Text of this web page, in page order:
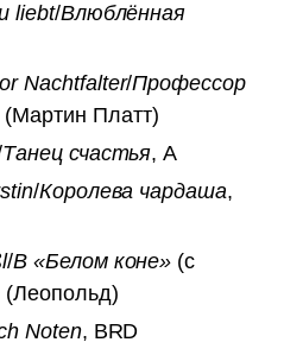
liebt/Влюблённая
Nachtfalter/Профессор
Платт)
Танец счастья, A
/Королева чардаша,
/В «Белом коне» (с
(Леопольд)
Noten, BRD